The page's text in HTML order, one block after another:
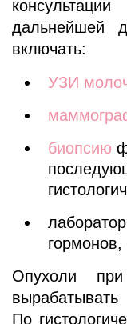
дальнейшей
включать:
УЗИ
биопсию
Опухоли
По